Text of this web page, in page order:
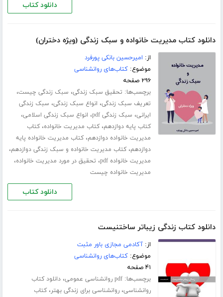
دانلود کتاب
دانلود کتاب مدیریت خانواده و سبک زندگی (ویژه دختران)
از: امیرحسین بانکی پورفرد
موضوع:کتاب‌های روانشناسی
۲۹۶ صفحه
برچسب‌ها: تحقیق سبک زندگی، سبک زندگی چیست،
تعریف سبک زندگی، انواع سبک زندگی، سبک زندگی
ایرانی، سبک زندگی pdf ، انواع سبک زندگی اسلامی،
کتاب پایه دوازدهم،کتاب مدیریت خانواده،کتاب
مدیریت خانواده دوازدهم،کتاب مدیریت خانواده پایه
دوازدهم،کتاب مدیریت خانواده و سبک زندگی دوازدهم،
مدیریت خانواده pdf ، تحقیق در مورد مدیریت خانواده،
مدیریت خانواده چیست
دانلود کتاب
دانلود کتاب زندگی زیباتر ساختنیست
از:آکادمی مجازی باور مثبت
موضوع:کتاب‌های روانشناسی
۴۱ صفحه
برچسب‌ها:pdf روانشناسی عمومی ،دانلود کتاب
روانشناسی،روانشناسی برای زندگی بهتر،کتاب